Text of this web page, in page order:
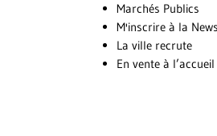
Marchés Publics
M'inscrire à la
La ville recrute
En vente à